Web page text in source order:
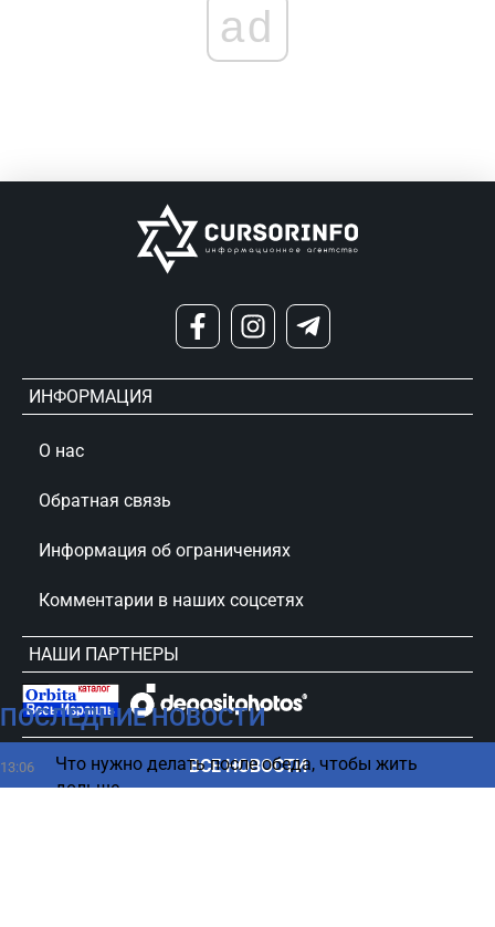
ПОСЛЕДНИЕ НОВОСТИ
13:06
Что нужно делать после обеда, чтобы жить
дольше
ВСЕ НОВОСТИ
ad
ИНФОРМАЦИЯ
О нас
Обратная связь
Информация об ограничениях
Комментарии в наших соцсетях
НАШИ ПАРТНЕРЫ
сursorinfo.co.il © Все права защищены